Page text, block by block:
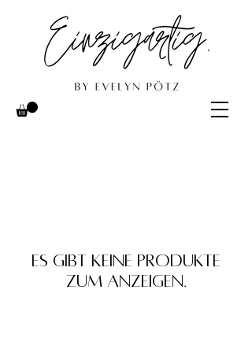
Es gibt keine Produkte
zum Anzeigen.